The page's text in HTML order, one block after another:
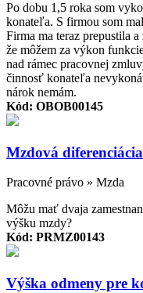
Po dobu 1,5 roka som
konateľa. S firmou som
Firma ma teraz prepustila
že môžem za výkon
nad rámec pracovnej
činnosť konateľa
nárok nemám.
Kód: OBOB00145
Mzdová
Pracovné právo » Mzda
Môžu mať dvaja
výšku mzdy?
Kód: PRMZ00143
Výška odmeny pre